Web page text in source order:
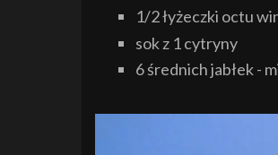
1/2 łyżeczki octu
sok z 1 cytryny
6 średnich jabłek -